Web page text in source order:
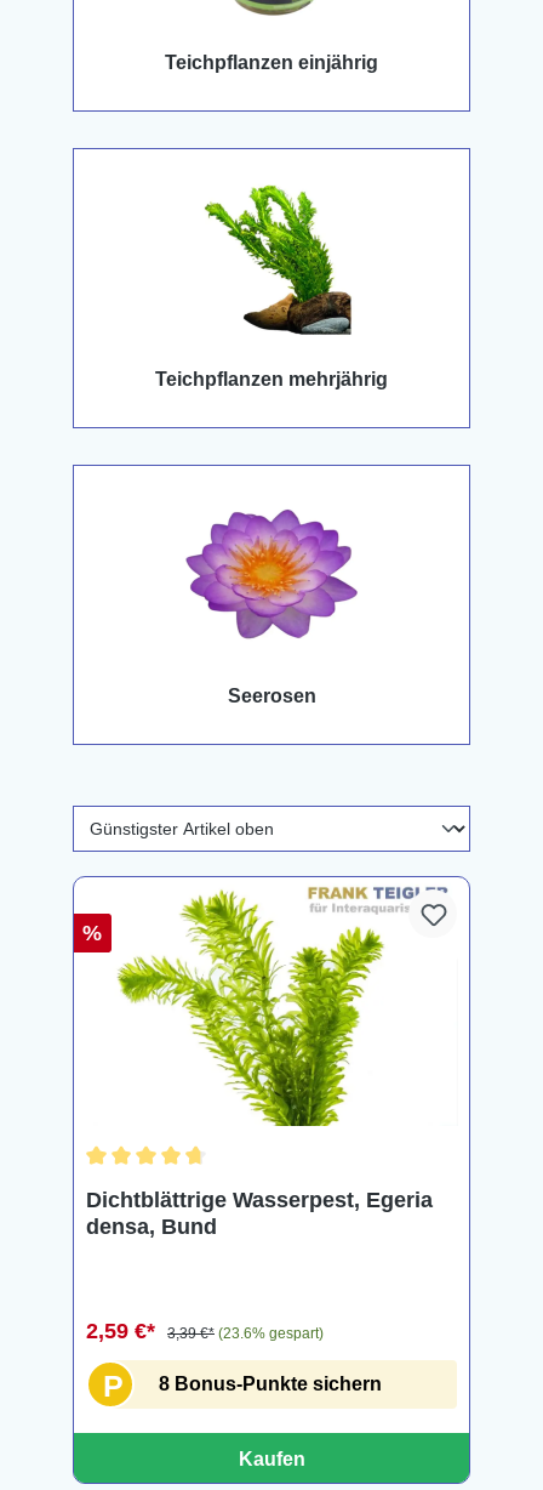
Teichpflanzen einjährig
Teichpflanzen mehrjährig
Seerosen
%
Dichtblättrige Wasserpest, Egeria
densa, Bund
2,59 €* 3,39 €* (23.6% gespart)
P 8 Bonus-Punkte sichern
Kaufen